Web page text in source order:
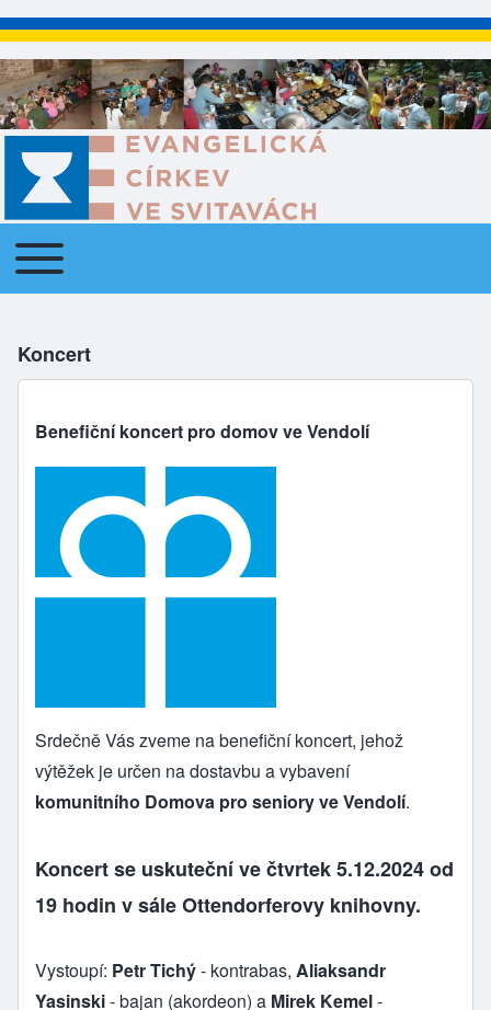
Main navigation
Toggle main menu
Koncert
Benefiční koncert pro domov ve Vendolí
Srdečně Vás zveme na benefiční koncert, jehož
výtěžek je určen na dostavbu a vybavení
komunitního Domova pro seniory ve Vendolí.
Koncert se uskuteční ve čtvrtek 5.12.2024 od
19 hodin v sále Ottendorferovy knihovny.
Vystoupí: Petr Tichý- kontrabas, Aliaksandr
Yasinski- bajan (akordeon) a Mirek Kemel-